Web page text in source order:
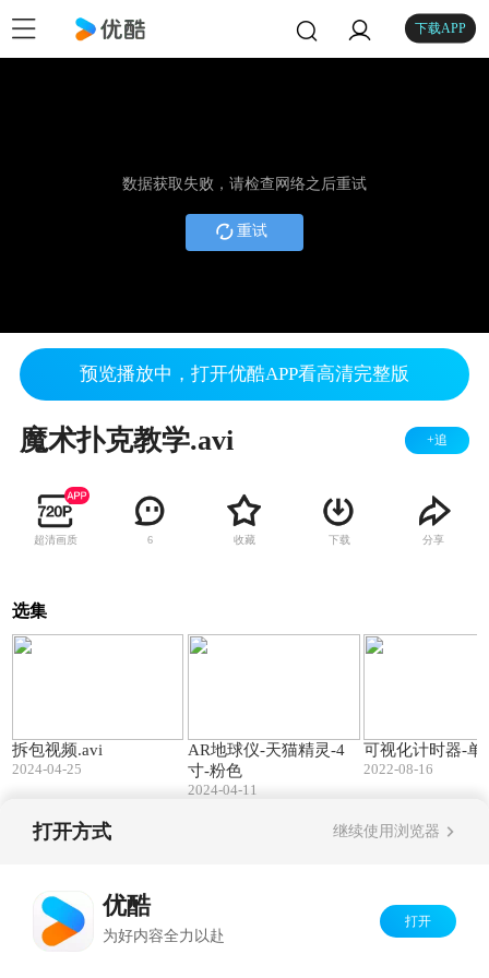
下载APP
数据获取失败，请检查网络之后重试
重试
预览播放中，打开优酷APP看高清完整版
魔术扑克教学.avi +追
超清画质 6 收藏 下载 分享
选集
拆包视频.avi
2024-04-25
AR地球仪-天猫精灵-4
寸-粉色
2024-04-11
可视化计时器-单
2022-08-16
打开方式 继续使用浏览器
优酷
为好内容全力以赴
打开